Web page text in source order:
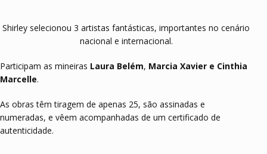
Shirley selecionou 3 artistas fantásticas, importantes no cenário
nacional e internacional.
Participam as mineiras Laura Belém, Marcia Xavier e Cinthia
Marcelle.
As obras têm tiragem de apenas 25, são assinadas e
numeradas, e vêem acompanhadas de um certificado de
autenticidade.